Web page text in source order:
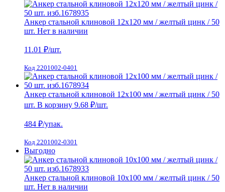
Анкер стальной клиновой 12х120 мм / желтый цинк / 50
шт. Нет в наличии
11.01 ₽/шт.
Код 2201002-0401
Анкер стальной клиновой 12х100 мм / желтый цинк / 50
шт. В корзину 9.68 ₽/шт.
484 ₽/упак.
Код 2201002-0301
Выгодно
Анкер стальной клиновой 10х100 мм / желтый цинк / 50
шт. Нет в наличии